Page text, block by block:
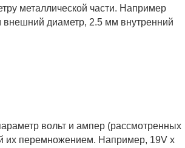
металлической части. Например
внешний диаметр, 2.5 мм внутренний
вольт и ампер (рассмотренных
их перемножением. Например, 19V x